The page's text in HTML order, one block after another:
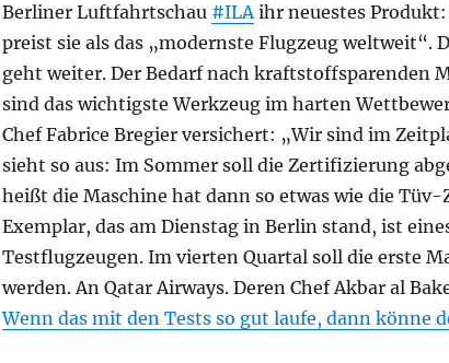
Berliner Luftfahrtschau #ILAihr neuestes Produkt:
preist sie als das „modernste Flugzeug weltweit“.
geht weiter. Der Bedarf nach kraftstoffsparenden
sind das wichtigste Werkzeug im harten
Chef Fabrice Bregier versichert: „Wir sind im
sieht so aus: Im Sommer soll die Zertifizierung
heißt die Maschine hat dann so etwas wie die Tüv-
Exemplar, das am Dienstag in Berlin stand, ist
Testflugzeugen. Im vierten Quartal soll die erste
werden. An Qatar Airways. Deren Chef Akbar al
Wenn das mit den Tests so gut laufe, dann könne